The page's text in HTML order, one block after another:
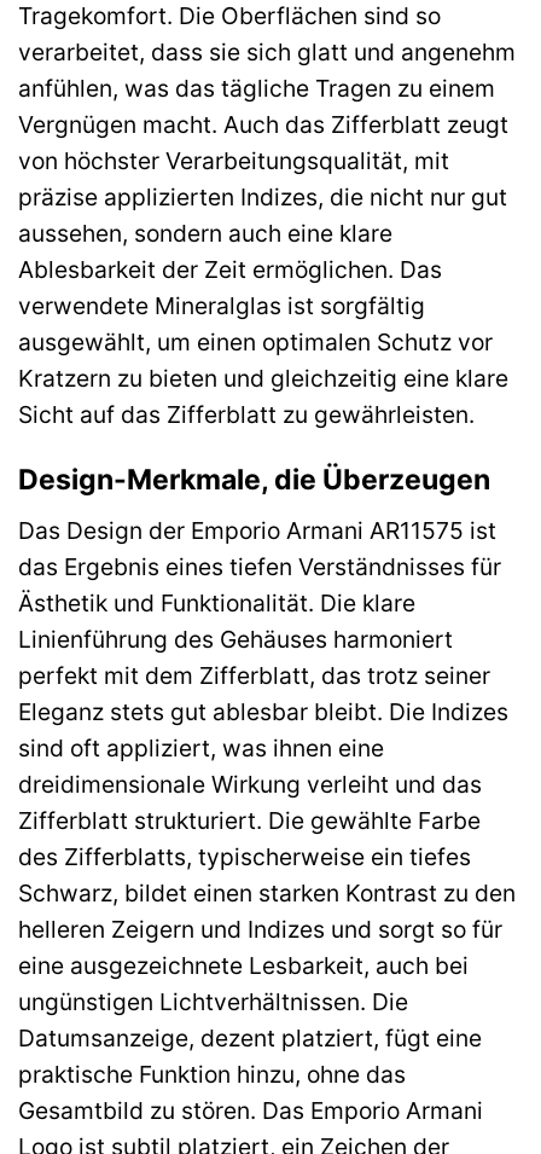
Tragekomfort. Die Oberflächen sind so
verarbeitet, dass sie sich glatt und angenehm
anfühlen, was das tägliche Tragen zu einem
Vergnügen macht. Auch das Zifferblatt zeugt
von höchster Verarbeitungsqualität, mit
präzise applizierten Indizes, die nicht nur gut
aussehen, sondern auch eine klare
Ablesbarkeit der Zeit ermöglichen. Das
verwendete Mineralglas ist sorgfältig
ausgewählt, um einen optimalen Schutz vor
Kratzern zu bieten und gleichzeitig eine klare
Sicht auf das Zifferblatt zu gewährleisten.
Design-Merkmale, die Überzeugen
Das Design der Emporio Armani AR11575 ist
das Ergebnis eines tiefen Verständnisses für
Ästhetik und Funktionalität. Die klare
Linienführung des Gehäuses harmoniert
perfekt mit dem Zifferblatt, das trotz seiner
Eleganz stets gut ablesbar bleibt. Die Indizes
sind oft appliziert, was ihnen eine
dreidimensionale Wirkung verleiht und das
Zifferblatt strukturiert. Die gewählte Farbe
des Zifferblatts, typischerweise ein tiefes
Schwarz, bildet einen starken Kontrast zu den
helleren Zeigern und Indizes und sorgt so für
eine ausgezeichnete Lesbarkeit, auch bei
ungünstigen Lichtverhältnissen. Die
Datumsanzeige, dezent platziert, fügt eine
praktische Funktion hinzu, ohne das
Gesamtbild zu stören. Das Emporio Armani
Logo ist subtil platziert, ein Zeichen der